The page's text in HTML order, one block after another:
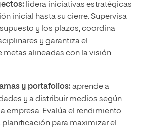
lidera iniciativas estratégicas
inicial hasta su cierre. Supervisa
y los plazos, coordina
y garantiza el
alineadas con la visión
y portafolios: aprende a
y a distribuir medios según
empresa. Evalúa el rendimiento
para maximizar el